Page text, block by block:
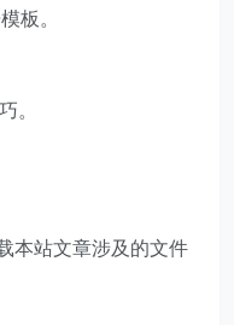
板。
。
本站文章涉及的文件